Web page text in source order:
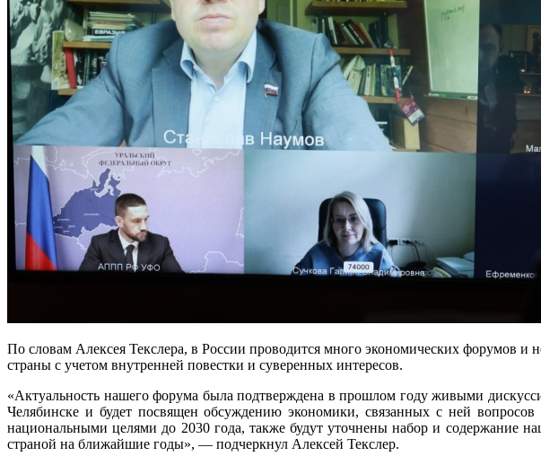
По словам Алексея Текслера, в России проводится много экономических форумов и
страны с учетом внутренней повестки и суверенных интересов.
«Актуальность нашего форума была подтверждена в прошлом году живыми
Челябинске и будет посвящен обсуждению экономики, связанных с ней
национальными целями до 2030 года, также будут уточнены набор и содержание
страной на ближайшие годы», — подчеркнул Алексей Текслер.